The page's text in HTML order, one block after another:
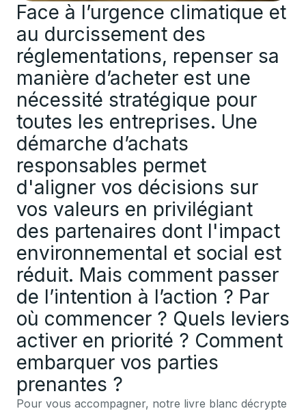
Face à l’urgence climatique et
au durcissement des
réglementations, repenser sa
manière d’acheter est une
nécessité stratégique pour
toutes les entreprises. Une
démarche d’achats
responsables permet
d'aligner vos décisions sur
vos valeurs en privilégiant
des partenaires dont l'impact
environnemental et social est
réduit. Mais comment passer
de l’intention à l’action ? Par
où commencer ? Quels leviers
activer en priorité ? Comment
embarquer vos parties
prenantes ?
Pour vous accompagner, notre livre blanc décrypte